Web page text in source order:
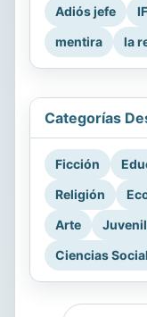
Adiós jefe
mentira
la
Categorías
Ficción
Religión
Arte
Ciencias